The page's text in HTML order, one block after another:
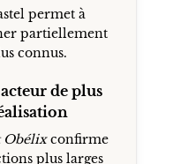
permet à
partiellement
connus.
de plus
Obélixconfirme
plus larges